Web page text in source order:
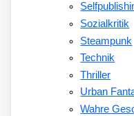
Sozialkritik
Steampunk
Technik
Thriller
Urban
Wahre